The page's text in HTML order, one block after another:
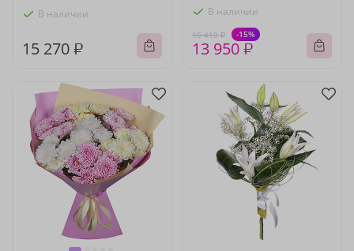
В наличии
15 270 ₽
В наличии
16 410 ₽ -15%
13 950 ₽